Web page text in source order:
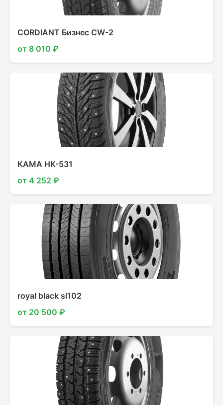
CORDIANT Бизнес CW-2
от 8 010 ₽
КАМА НК-531
от 4 252 ₽
royal black sl102
от 20 500 ₽